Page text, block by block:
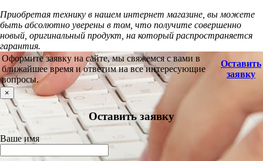
Приобретая технику в нашем интернет магазине, вы можете
быть абсолютно уверены в том, что получите совершенно
новый, оригинальный продукт, на который распространяется
гарантия.
Оформите заявку на сайте, мы свяжемся с вами в
ближайшее время и ответим на все интересующие
вопросы.
Оставить
заявку
×
Оставить заявку
Ваше имя